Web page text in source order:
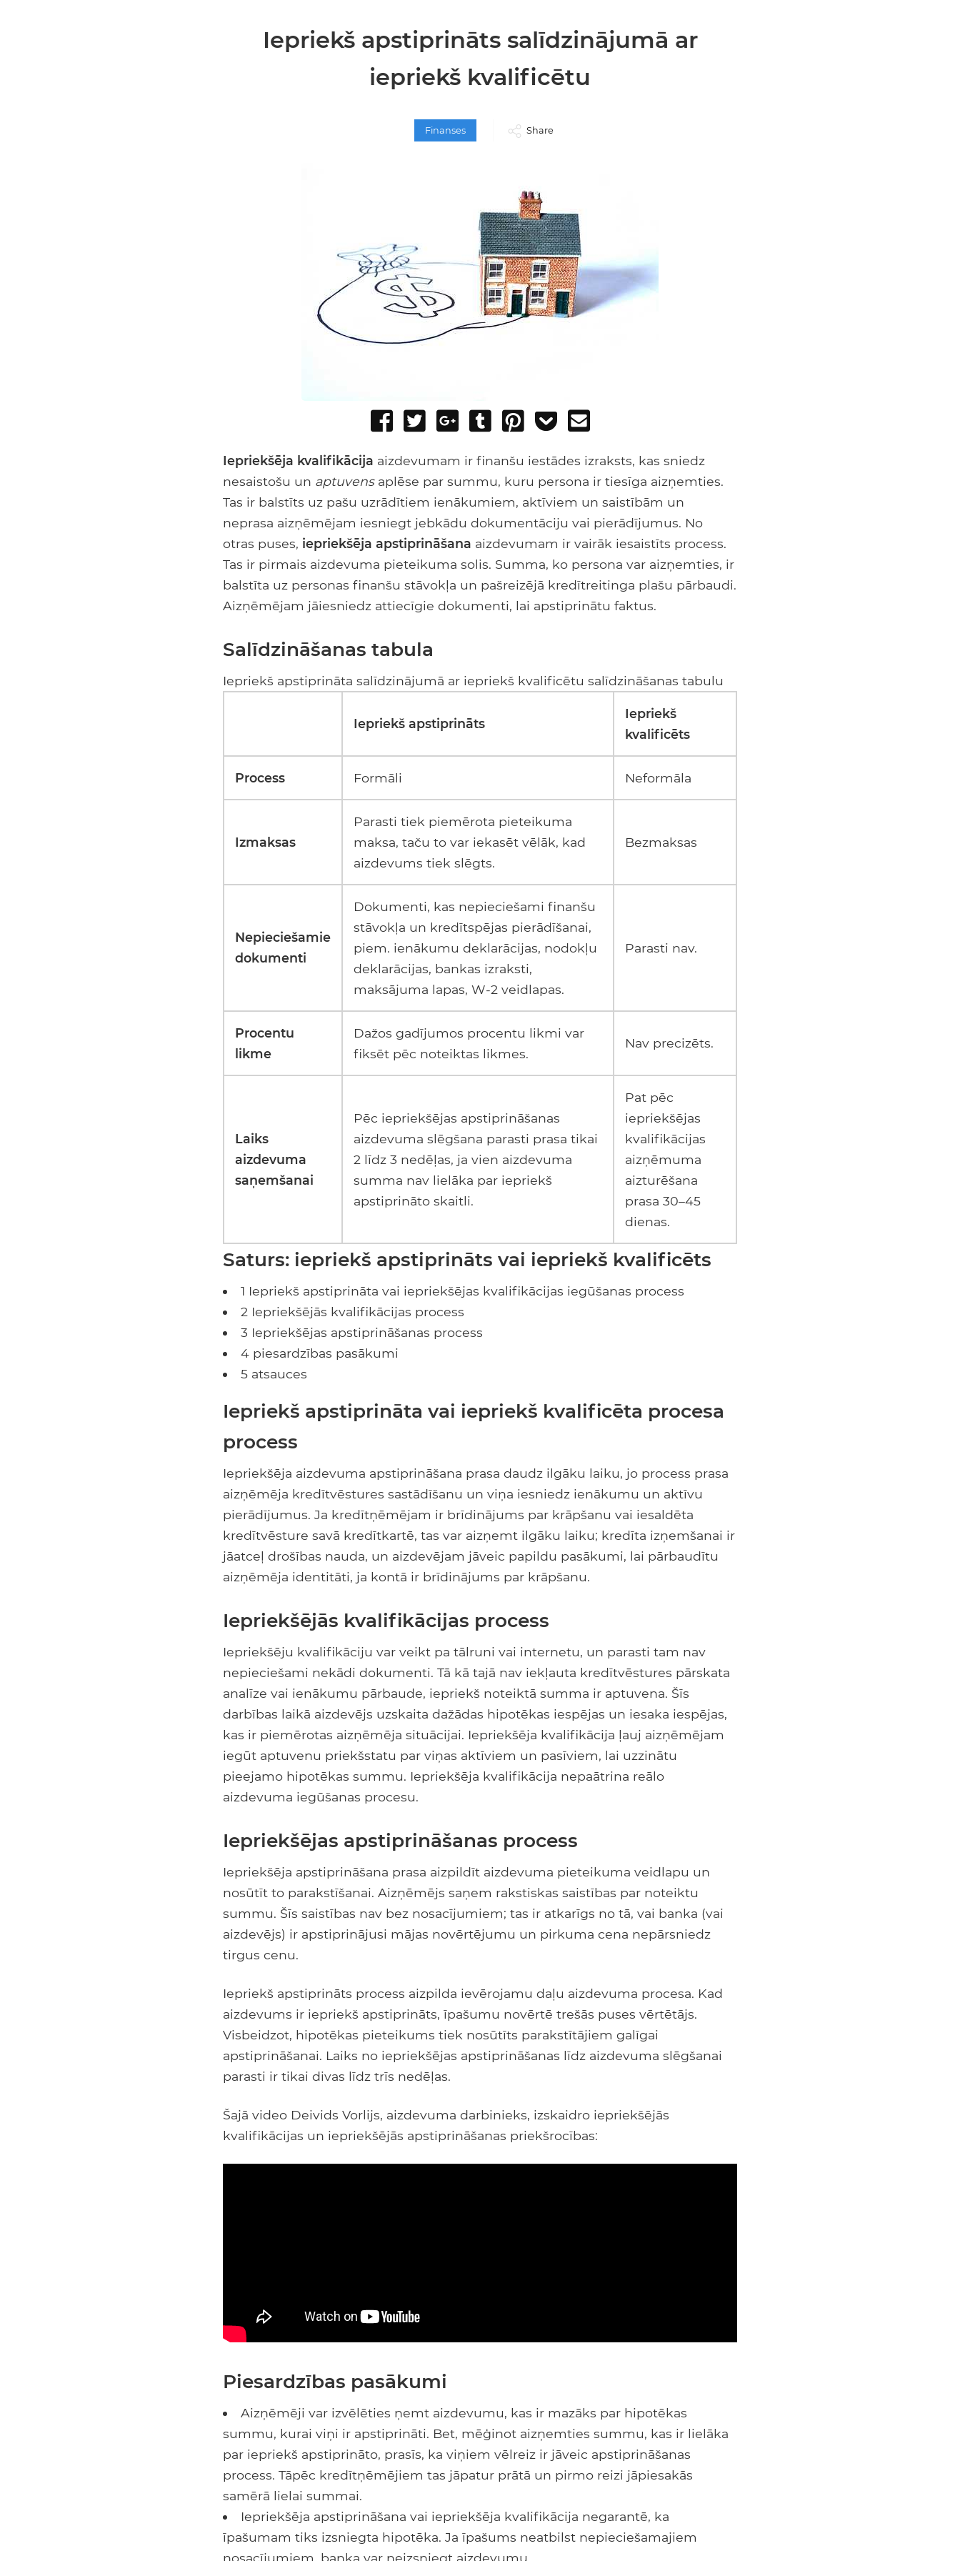
Iepriekš apstiprināts salīdzinājumā ar
iepriekš kvalificētu
Finanses Share
Share
Facebook
Tweet
Share
Google+
Post
Tumblr
Pin
Add
Pocket
Iepriekšēja kvalifikācija aizdevumam ir finanšu iestādes izraksts, kas sniedz
nesaistošu un aptuvensaplēse par summu, kuru persona ir tiesīga aizņemties.
Tas ir balstīts uz pašu uzrādītiem ienākumiem, aktīviem un saistībām un
neprasa aizņēmējam iesniegt jebkādu dokumentāciju vai pierādījumus. No
otras puses, iepriekšēja apstiprināšana aizdevumam ir vairāk iesaistīts process.
Tas ir pirmais aizdevuma pieteikuma solis. Summa, ko persona var aizņemties, ir
balstīta uz personas finanšu stāvokļa un pašreizējā kredītreitinga plašu pārbaudi.
Aizņēmējam jāiesniedz attiecīgie dokumenti, lai apstiprinātu faktus.
Salīdzināšanas tabula
Iepriekš apstiprināta salīdzinājumā ar iepriekš kvalificētu salīdzināšanas tabulu
Iepriekš apstiprināts
Iepriekš
kvalificēts
Process Formāli Neformāla
Izmaksas
Parasti tiek piemērota pieteikuma
maksa, taču to var iekasēt vēlāk, kad
aizdevums tiek slēgts.
Bezmaksas
Nepieciešamie
dokumenti
Dokumenti, kas nepieciešami finanšu
stāvokļa un kredītspējas pierādīšanai,
piem. ienākumu deklarācijas, nodokļu
deklarācijas, bankas izraksti,
maksājuma lapas, W-2 veidlapas.
Parasti nav.
Procentu
likme
Dažos gadījumos procentu likmi var
fiksēt pēc noteiktas likmes.
Nav precizēts.
Laiks
aizdevuma
saņemšanai
Pēc iepriekšējas apstiprināšanas
aizdevuma slēgšana parasti prasa tikai
2 līdz 3 nedēļas, ja vien aizdevuma
summa nav lielāka par iepriekš
apstiprināto skaitli.
Pat pēc
iepriekšējas
kvalifikācijas
aizņēmuma
aizturēšana
prasa 30–45
dienas.
Saturs: iepriekš apstiprināts vai iepriekš kvalificēts
1 Iepriekš apstiprināta vai iepriekšējas kvalifikācijas iegūšanas process
2 Iepriekšējās kvalifikācijas process
3 Iepriekšējas apstiprināšanas process
4 piesardzības pasākumi
5 atsauces
Iepriekš apstiprināta vai iepriekš kvalificēta procesa
process
Iepriekšēja aizdevuma apstiprināšana prasa daudz ilgāku laiku, jo process prasa
aizņēmēja kredītvēstures sastādīšanu un viņa iesniedz ienākumu un aktīvu
pierādījumus. Ja kredītņēmējam ir brīdinājums par krāpšanu vai iesaldēta
kredītvēsture savā kredītkartē, tas var aizņemt ilgāku laiku; kredīta izņemšanai ir
jāatceļ drošības nauda, ​​un aizdevējam jāveic papildu pasākumi, lai pārbaudītu
aizņēmēja identitāti, ja kontā ir brīdinājums par krāpšanu.
Iepriekšējās kvalifikācijas process
Iepriekšēju kvalifikāciju var veikt pa tālruni vai internetu, un parasti tam nav
nepieciešami nekādi dokumenti. Tā kā tajā nav iekļauta kredītvēstures pārskata
analīze vai ienākumu pārbaude, iepriekš noteiktā summa ir aptuvena. Šīs
darbības laikā aizdevējs uzskaita dažādas hipotēkas iespējas un iesaka iespējas,
kas ir piemērotas aizņēmēja situācijai. Iepriekšēja kvalifikācija ļauj aizņēmējam
iegūt aptuvenu priekšstatu par viņas aktīviem un pasīviem, lai uzzinātu
pieejamo hipotēkas summu. Iepriekšēja kvalifikācija nepaātrina reālo
aizdevuma iegūšanas procesu.
Iepriekšējas apstiprināšanas process
Iepriekšēja apstiprināšana prasa aizpildīt aizdevuma pieteikuma veidlapu un
nosūtīt to parakstīšanai. Aizņēmējs saņem rakstiskas saistības par noteiktu
summu. Šīs saistības nav bez nosacījumiem; tas ir atkarīgs no tā, vai banka (vai
aizdevējs) ir apstiprinājusi mājas novērtējumu un pirkuma cena nepārsniedz
tirgus cenu.
Iepriekš apstiprināts process aizpilda ievērojamu daļu aizdevuma procesa. Kad
aizdevums ir iepriekš apstiprināts, īpašumu novērtē trešās puses vērtētājs.
Visbeidzot, hipotēkas pieteikums tiek nosūtīts parakstītājiem galīgai
apstiprināšanai. Laiks no iepriekšējas apstiprināšanas līdz aizdevuma slēgšanai
parasti ir tikai divas līdz trīs nedēļas.
Šajā video Deivids Vorlijs, aizdevuma darbinieks, izskaidro iepriekšējās
kvalifikācijas un iepriekšējās apstiprināšanas priekšrocības:
Piesardzības pasākumi
Aizņēmēji var izvēlēties ņemt aizdevumu, kas ir mazāks par hipotēkas
summu, kurai viņi ir apstiprināti. Bet, mēģinot aizņemties summu, kas ir lielāka
par iepriekš apstiprināto, prasīs, ka viņiem vēlreiz ir jāveic apstiprināšanas
process. Tāpēc kredītņēmējiem tas jāpatur prātā un pirmo reizi jāpiesakās
samērā lielai summai.
Iepriekšēja apstiprināšana vai iepriekšēja kvalifikācija negarantē, ka
īpašumam tiks izsniegta hipotēka. Ja īpašums neatbilst nepieciešamajiem
nosacījumiem, banka var neizsniegt aizdevumu.